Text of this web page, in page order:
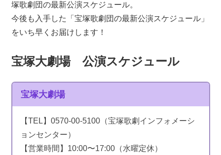
塚歌劇団の最新公演スケジュール。
今後も入手した「宝塚歌劇団の最新公演スケジュール」
をいち早くお届けします！
宝塚大劇場 公演スケジュール
宝塚大劇場
【TEL】0570-00-5100（宝塚歌劇インフォメーシ
ョンセンター）
【営業時間】10:00〜17:00（水曜定休）